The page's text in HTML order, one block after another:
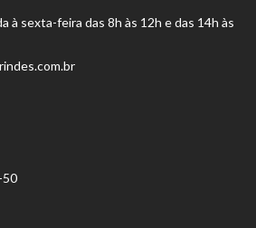
à sexta-feira das 8h às 12h e das 14h às
50